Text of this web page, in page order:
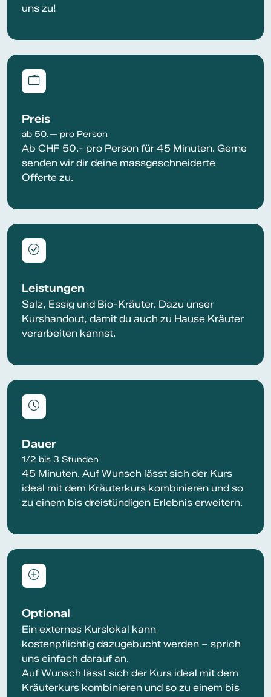
uns zu!
Preis
ab 50.— pro Person
Ab CHF 50.- pro Person für 45 Minuten. Gerne
senden wir dir deine massgeschneiderte
Offerte zu.
Leistungen
Salz, Essig und Bio-Kräuter. Dazu unser
Kurshandout, damit du auch zu Hause Kräuter
verarbeiten kannst.
Dauer
1/2 bis 3 Stunden
45 Minuten. Auf Wunsch lässt sich der Kurs
ideal mit dem Kräuterkurs kombinieren und so
zu einem bis dreistündigen Erlebnis erweitern.
Optional
Ein externes Kurslokal kann
kostenpflichtig dazugebucht werden – sprich
uns einfach darauf an.
Auf Wunsch lässt sich der Kurs ideal mit dem
Kräuterkurs kombinieren und so zu einem bis